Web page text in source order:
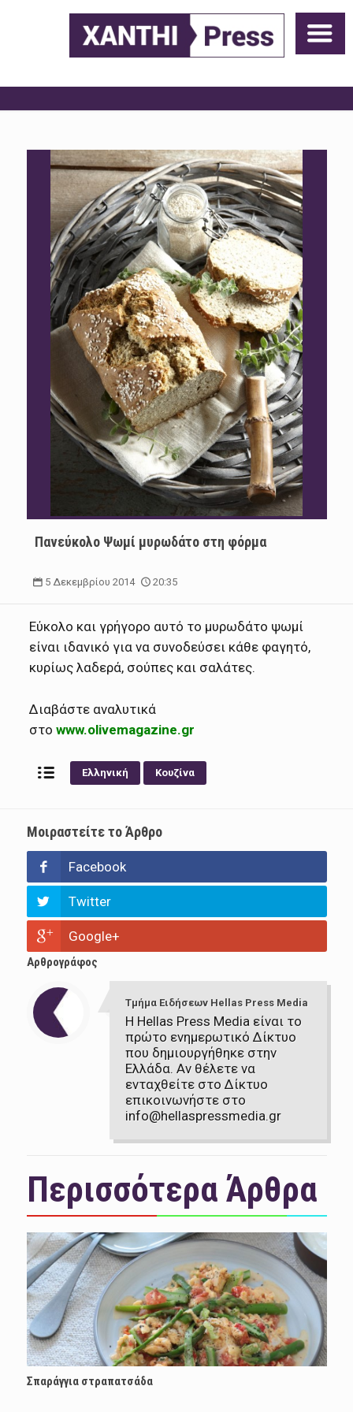
Πανεύκολο Ψωμί μυρωδάτο στη φόρμα
5 Δεκεμβρίου 2014 20:35
Εύκολο και γρήγορο αυτό το μυρωδάτο ψωμί
είναι ιδανικό για να συνοδεύσει κάθε φαγητό,
κυρίως λαδερά, σούπες και σαλάτες.
Διαβάστε αναλυτικά
στοwww.olivemagazine.gr
Ελληνική Κουζίνα
Μοιραστείτε το Άρθρο
Facebook
Twitter
Google+
Αρθρογράφος
Τμήμα Ειδήσεων Hellas Press Media
Η Hellas Press Media είναι το
πρώτο ενημερωτικό Δίκτυο
που δημιουργήθηκε στην
Ελλάδα. Αν θέλετε να
ενταχθείτε στο Δίκτυο
επικοινωνήστε στο
info@hellaspressmedia.gr
Περισσότερα Άρθρα
Σπαράγγια στραπατσάδα